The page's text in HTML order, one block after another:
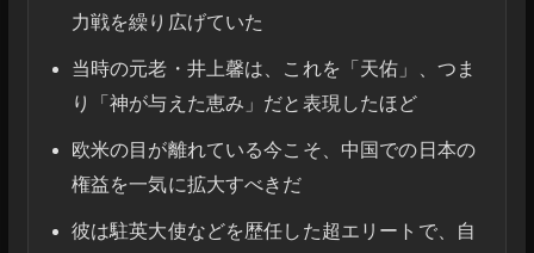
力戦を繰り広げていた
当時の元老・井上馨は、これを「天佑」、つま
り「神が与えた恵み」だと表現したほど
欧米の目が離れている今こそ、中国での日本の
権益を一気に拡大すべきだ
彼は駐英大使などを歴任した超エリートで、自